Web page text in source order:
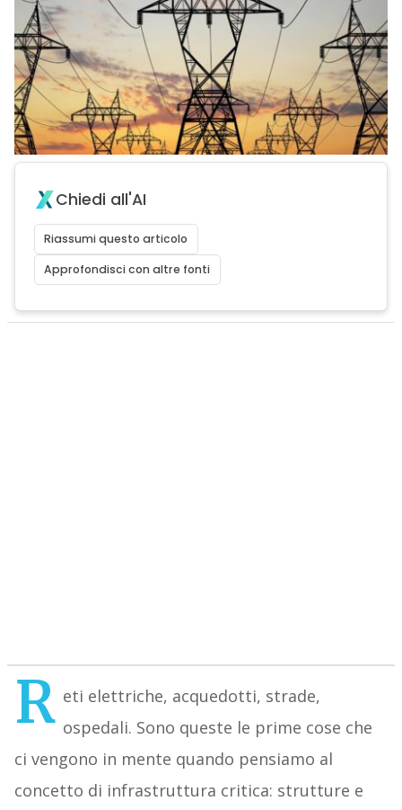
Chiedi all'AI
Riassumi questo articolo
Approfondisci con altre fonti
R eti elettriche, acquedotti, strade,
ospedali. Sono queste le prime cose che
ci vengono in mente quando pensiamo al
concetto di infrastruttura critica: strutture e